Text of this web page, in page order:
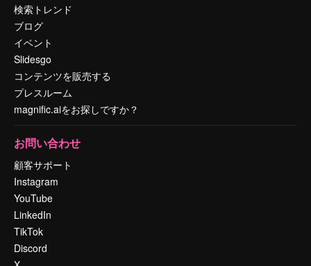
検索トレンド
ブログ
イベント
Slidesgo
コンテンツを販売する
プレスルーム
magnific.aiをお探しですか？
お問い合わせ
顧客サポート
Instagram
YouTube
LinkedIn
TikTok
Discord